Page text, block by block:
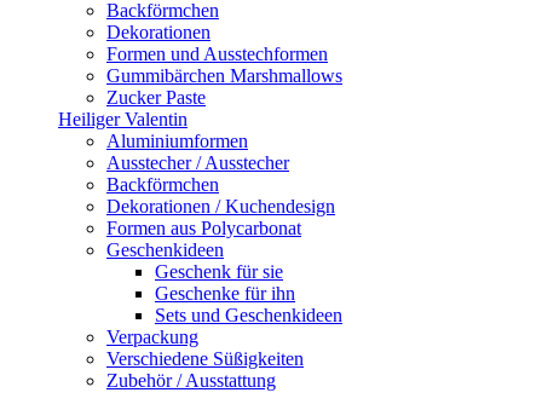
Backförmchen
Dekorationen
Formen und Ausstechformen
Gummibärchen Marshmallows
Zucker Paste
Heiliger Valentin
Aluminiumformen
Ausstecher / Ausstecher
Backförmchen
Dekorationen / Kuchendesign
Formen aus Polycarbonat
Geschenkideen
Geschenk für sie
Geschenke für ihn
Sets und Geschenkideen
Verpackung
Verschiedene Süßigkeiten
Zubehör / Ausstattung